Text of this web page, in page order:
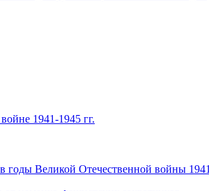
1941-1945 гг.
Великой Отечественной войны